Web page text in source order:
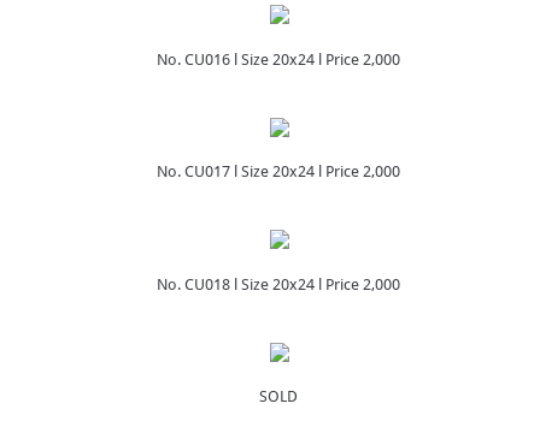
No. CU016 l Size 20x24 l Price 2,000
No. CU017 l Size 20x24 l Price 2,000
No. CU018 l Size 20x24 l Price 2,000
SOLD